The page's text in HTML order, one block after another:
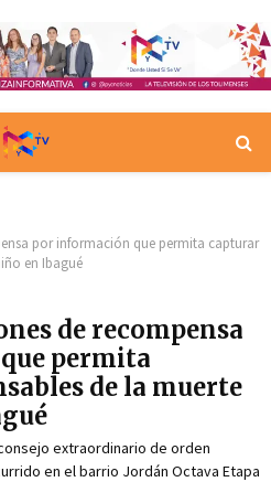
por información que permita capturar
en Ibagué
de recompensa
permita
de la muerte
extraordinario de orden
en el barrio Jordán Octava Etapa